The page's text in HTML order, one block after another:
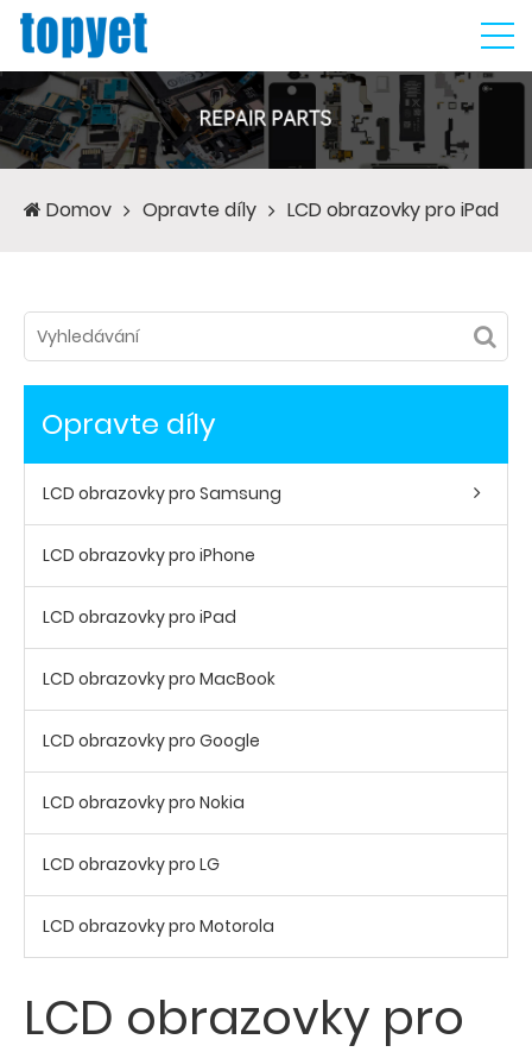
Domov Opravte díly LCD obrazovky pro iPad
Opravte díly
LCD obrazovky pro Samsung
LCD obrazovky pro iPhone
LCD obrazovky pro iPad
LCD obrazovky pro MacBook
LCD obrazovky pro Google
LCD obrazovky pro Nokia
LCD obrazovky pro LG
LCD obrazovky pro Motorola
LCD obrazovky pro